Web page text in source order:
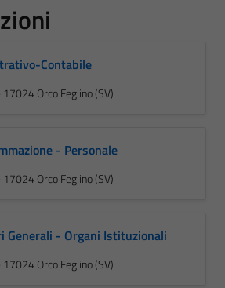
Contabile
Orco Feglino (SV)
- Personale
Orco Feglino (SV)
Generali - Organi Istituzionali
Orco Feglino (SV)